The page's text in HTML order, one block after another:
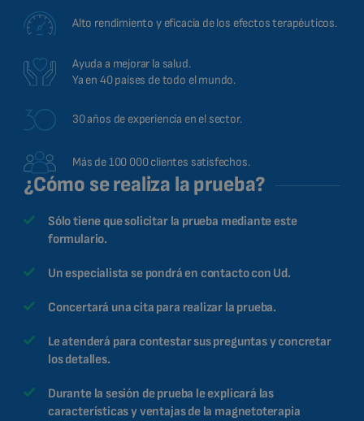
Alto rendimiento y eficacia de los efectos terapéuticos.
Ayuda a mejorar la salud.
Ya en 40 países de todo el mundo.
30 años de experiencia en el sector.
Más de 100 000 clientes satisfechos.
¿Cómo se realiza la prueba?
Sólo tiene que solicitar la prueba mediante este
formulario.
Un especialista se pondrá en contacto con Ud.
Concertará una cita para realizar la prueba.
Le atenderá para contestar sus preguntas y concretar
los detalles.
Durante la sesión de prueba le explicará las
características y ventajas de la magnetoterapia